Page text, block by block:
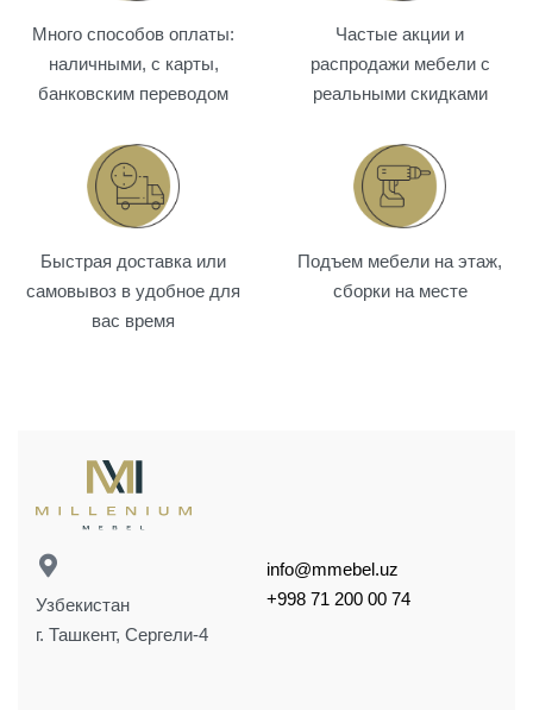
Много способов оплаты:
наличными, с карты,
банковским переводом
Частые акции и
распродажи мебели с
реальными скидками
Быстрая доставка или
самовывоз в удобное для
вас время
Подъем мебели на этаж,
сборки на месте
Узбекистан
г. Ташкент, Сергели-4
info@mmebel.uz
+998 71 200 00 74